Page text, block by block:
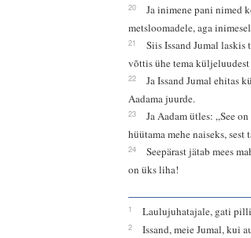
20
Ja inimene pani nimed
metsloomadele, aga
21
Siis Issand Jumal laskis
võttis ühe tema küljeluudest
22
Ja Issand Jumal ehitas
Aadama juurde.
23
Ja Aadam ütles: „See
hüütama mehe naiseks, sest
24
Seepärast jätab mees
on üks liha!
1 Laulujuhatajale, gati
2
Issand, meie Jumal, kui